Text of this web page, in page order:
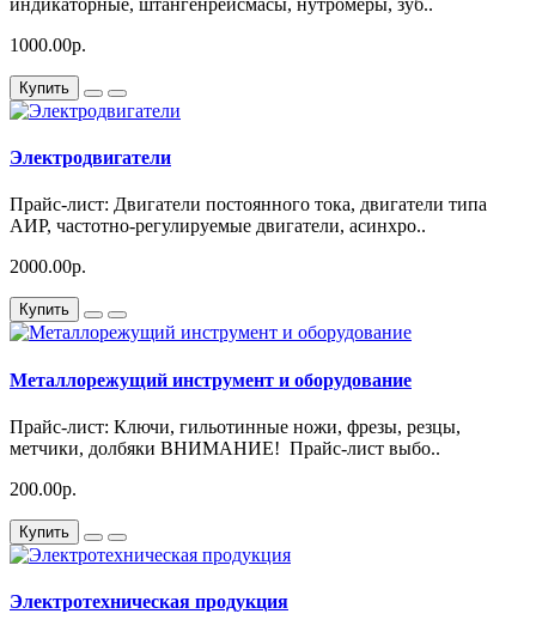
1000.00р.
Купить
Электродвигатели
Прайс-лист: Двигатели постоянного тока, двигатели типа
АИР, частотно-регулируемые двигатели, асинхро..
2000.00р.
Купить
Металлорежущий инструмент и оборудование
Прайс-лист: Ключи, гильотинные ножи, фрезы, резцы,
метчики, долбяки ВНИМАНИЕ! Прайс-лист выбо..
200.00р.
Купить
Электротехническая продукция